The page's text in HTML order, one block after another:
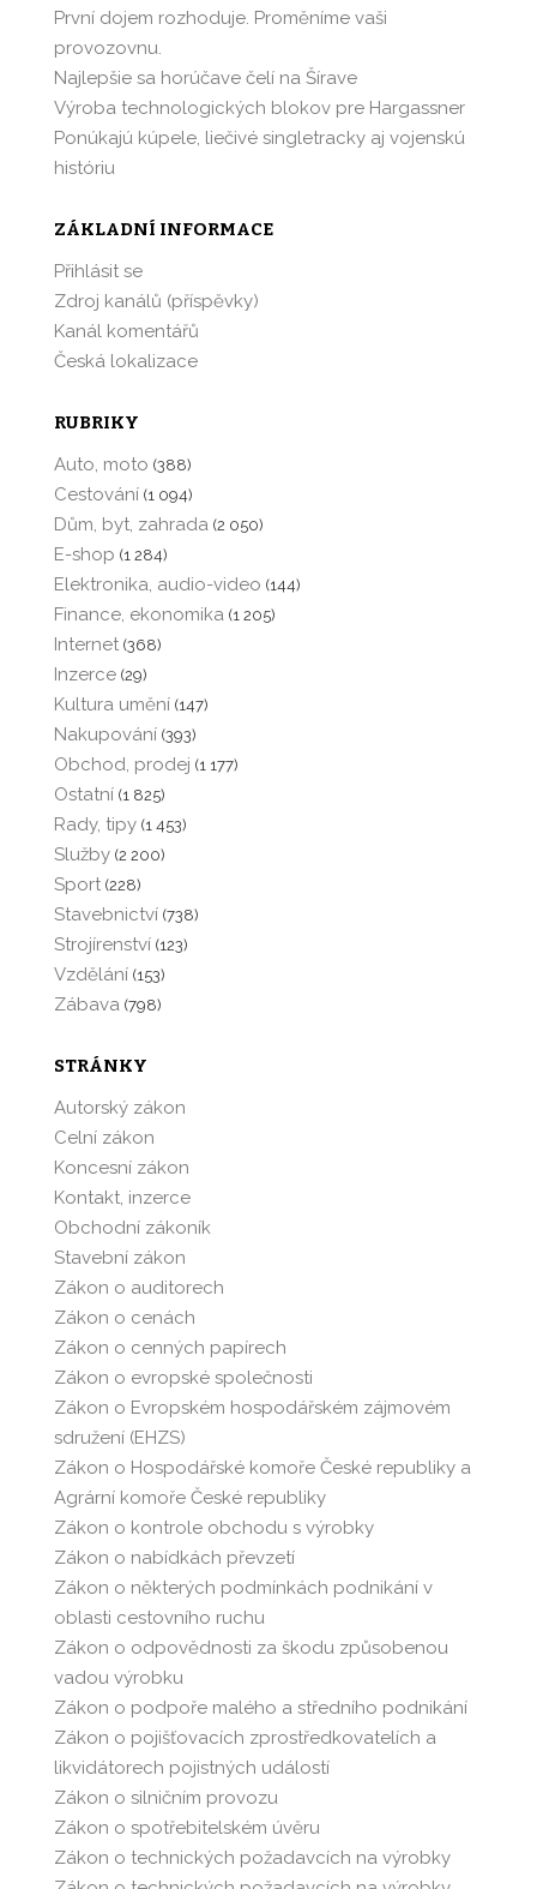
První dojem rozhoduje. Proměníme vaši
provozovnu.
Najlepšie sa horúčave čelí na Šírave
Výroba technologických blokov pre Hargassner
Ponúkajú kúpele, liečivé singletracky aj vojenskú
históriu
ZÁKLADNÍ INFORMACE
Přihlásit se
Zdroj kanálů (příspěvky)
Kanál komentářů
Česká lokalizace
RUBRIKY
Auto, moto (388)
Cestování (1 094)
Dům, byt, zahrada (2 050)
E-shop (1 284)
Elektronika, audio-video (144)
Finance, ekonomika (1 205)
Internet (368)
Inzerce (29)
Kultura umění (147)
Nakupování (393)
Obchod, prodej (1 177)
Ostatní (1 825)
Rady, tipy (1 453)
Služby (2 200)
Sport (228)
Stavebnictví (738)
Strojírenství (123)
Vzdělání (153)
Zábava (798)
STRÁNKY
Autorský zákon
Celní zákon
Koncesní zákon
Kontakt, inzerce
Obchodní zákoník
Stavební zákon
Zákon o auditorech
Zákon o cenách
Zákon o cenných papírech
Zákon o evropské společnosti
Zákon o Evropském hospodářském zájmovém
sdružení (EHZS)
Zákon o Hospodářské komoře České republiky a
Agrární komoře České republiky
Zákon o kontrole obchodu s výrobky
Zákon o nabídkách převzetí
Zákon o některých podmínkách podnikání v
oblasti cestovního ruchu
Zákon o odpovědnosti za škodu způsobenou
vadou výrobku
Zákon o podpoře malého a středního podnikání
Zákon o pojišťovacích zprostředkovatelích a
likvidátorech pojistných událostí
Zákon o silničním provozu
Zákon o spotřebitelském úvěru
Zákon o technických požadavcích na výrobky